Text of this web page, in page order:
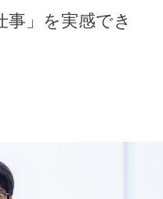
事」を実感でき